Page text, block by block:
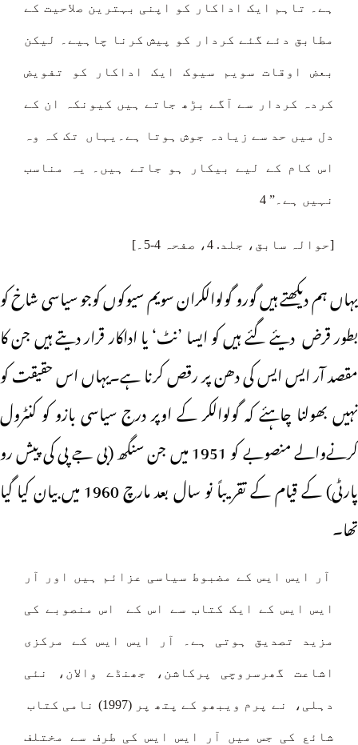
ہے۔ تاہم ایک اداکار کو اپنی بہترین صلاحیت کے
مطابق دئے گئے کردار کو پیش کرنا چاہیے۔ لیکن
بعض اوقات سویم سیوک ایک اداکار کو تفویض
کردہ کردار سے آگے بڑھ جاتے ہیں کیونکہ ان کے
دل میں حد سے زیادہ جوش ہوتا ہے۔یہاں تک کہ وہ
اس کام کے لیے بیکار ہو جاتے ہیں۔ یہ مناسب
نہیں ہے۔” 4
[حوالہ سابق، جلد. 4، صفحہ 4-5۔]
یہاں ہم دیکھتے ہیں گورو گولوالکران سویم سیوکوں کوجو سیاسی شاخ کو
بطور قرض دیئے گئے ہیں کو ایسا ’نٹ‘ یا اداکار قرار دیتے ہیں جن کا
مقصد آر ایس ایس کی دھن پر رقص کرنا ہے۔یہاں اس حقیقت کو
نہیں بھولنا چاہئے کہ گولوالکر کے اوپر درج سیاسی بازو کو کنٹرول
کرنےوالے منصوبے کو 1951 میں جن سنگھ (بی جے پی کی پیش رو
پارٹی) کے قیام کے تقریباً نو سال بعد مارچ 1960 میں بیان کیا گیا
تھا۔
آر ایس ایس کے مضبوط سیاسی عزائم ہیں اور آر
ایس ایس کے ایک کتاب سے اس کے اس منصوبے کی
مزید تصدیق ہوتی ہے۔ آر ایس ایس کے مرکزی
اشاعت گھرسروچی پرکاشن، جھنڈے والان، نئی
دہلی، نے پرم ویبھو کے پتھ پر (1997) نامی کتاب
شائع کی جس میں آر ایس ایس کی طرف سے مختلف